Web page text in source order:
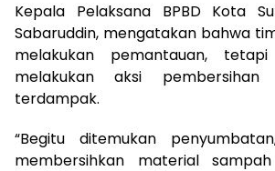
Kepala Pelaksana BPBD Kota
Sabaruddin, mengatakan bahwa
melakukan pemantauan,
melakukan aksi
terdampak.
“Begitu ditemukan
membersihkan material